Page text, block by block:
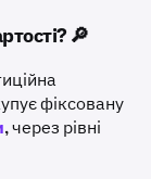
🔎
фіксовану
, через рівні